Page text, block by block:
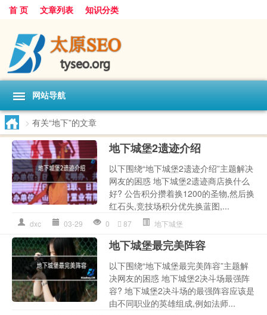
首 页 文章列表 知识分类
网站导航
> 有关“地下”的文章
地下城堡2遗迹介绍
以下围绕“地下城堡2遗迹介绍”主题解决
网友的困惑 地下城堡2遗迹商店换什么
好? 公告积分攒着换1200的圣物,然后换
红石头,竞技场积分优先换蓝图,...
dxc 03-29 0 87 地下城堡
地下城堡最完美阵容
以下围绕“地下城堡最完美阵容”主题解
决网友的困惑 地下城堡2决斗场最强阵
容? 地下城堡2决斗场的最强阵容应该是
由不同职业的英雄组成,例如法师...